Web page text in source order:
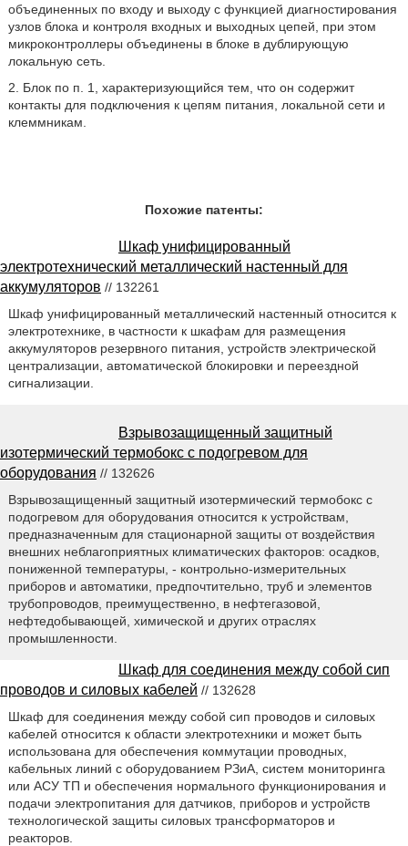
объединенных по входу и выходу с функцией диагностирования
узлов блока и контроля входных и выходных цепей, при этом
микроконтроллеры объединены в блоке в дублирующую
локальную сеть.
2. Блок по п. 1, характеризующийся тем, что он содержит
контакты для подключения к цепям питания, локальной сети и
клеммникам.
Похожие патенты:
Шкаф унифицированный
электротехнический металлический настенный для
аккумуляторов // 132261
Шкаф унифицированный металлический настенный относится к
электротехнике, в частности к шкафам для размещения
аккумуляторов резервного питания, устройств электрической
централизации, автоматической блокировки и переездной
сигнализации.
Взрывозащищенный защитный
изотермический термобокс с подогревом для
оборудования // 132626
Взрывозащищенный защитный изотермический термобокс с
подогревом для оборудования относится к устройствам,
предназначенным для стационарной защиты от воздействия
внешних неблагоприятных климатических факторов: осадков,
пониженной температуры, - контрольно-измерительных
приборов и автоматики, предпочтительно, труб и элементов
трубопроводов, преимущественно, в нефтегазовой,
нефтедобывающей, химической и других отраслях
промышленности.
Шкаф для соединения между собой сип
проводов и силовых кабелей // 132628
Шкаф для соединения между собой сип проводов и силовых
кабелей относится к области электротехники и может быть
использована для обеспечения коммутации проводных,
кабельных линий с оборудованием РЗиА, систем мониторинга
или АСУ ТП и обеспечения нормального функционирования и
подачи электропитания для датчиков, приборов и устройств
технологической защиты силовых трансформаторов и
реакторов.